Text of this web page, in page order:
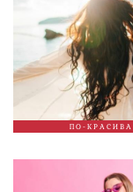
ПО-КРАСИВА